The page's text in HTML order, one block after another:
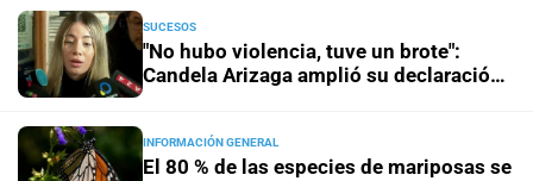
En Asociación con:
SUCESOS
"No hubo violencia, tuve un brote":
Candela Arizaga amplió su declaración
INFORMACIÓN GENERAL
El 80 % de las especies de mariposas se